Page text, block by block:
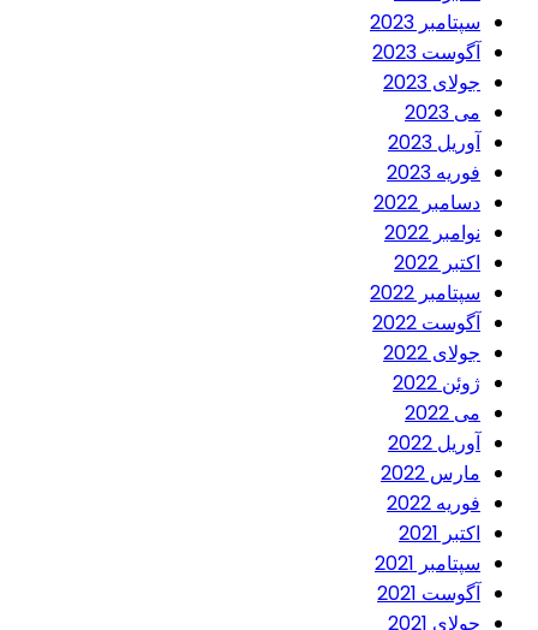
سپتامبر 2023
آگوست 2023
جولای 2023
می 2023
آوریل 2023
فوریه 2023
دسامبر 2022
نوامبر 2022
اکتبر 2022
سپتامبر 2022
آگوست 2022
جولای 2022
ژوئن 2022
می 2022
آوریل 2022
مارس 2022
فوریه 2022
اکتبر 2021
سپتامبر 2021
آگوست 2021
جولای 2021